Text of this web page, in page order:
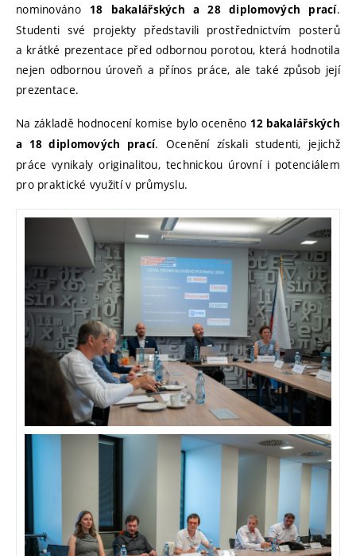
nominováno 18 bakalářských a 28 diplomových prací.
Studenti své projekty představili prostřednictvím posterů
a krátké prezentace před odbornou porotou, která hodnotila
nejen odbornou úroveň a přínos práce, ale také způsob její
prezentace.
Na základě hodnocení komise bylo oceněno 12 bakalářských
a 18 diplomových prací. Ocenění získali studenti, jejichž
práce vynikaly originalitou, technickou úrovní i potenciálem
pro praktické využití v průmyslu.